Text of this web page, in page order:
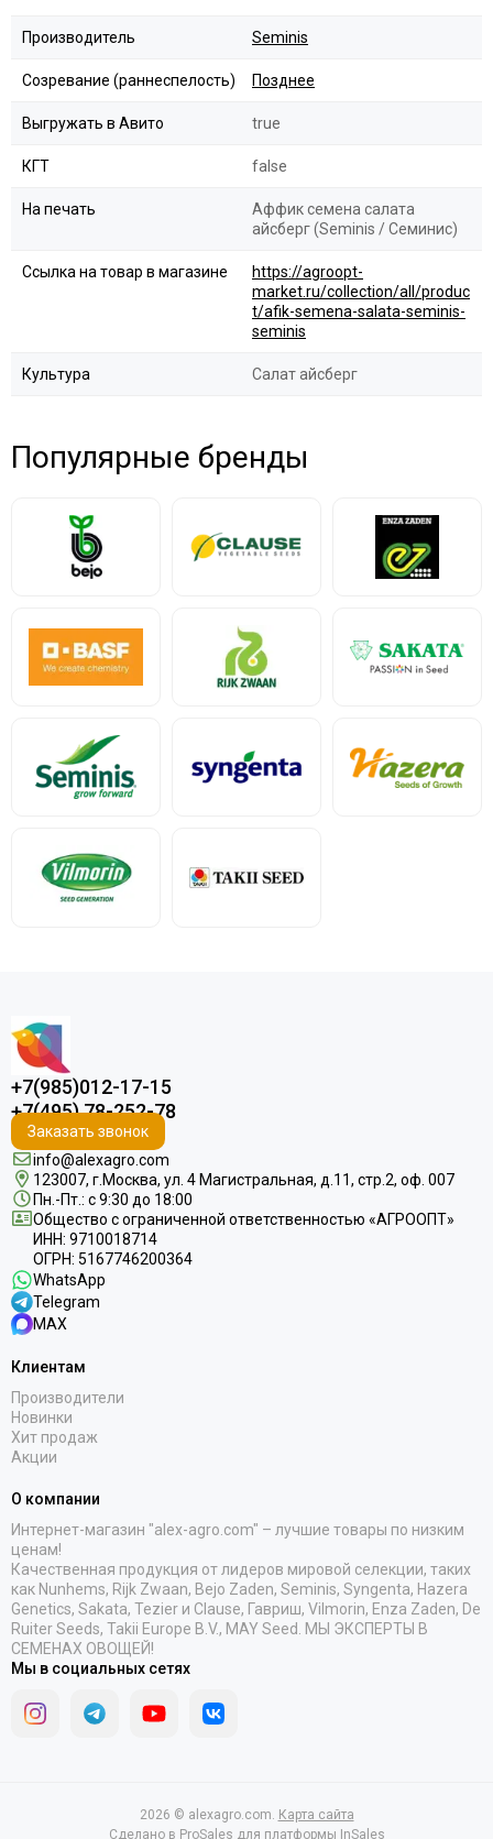
Производитель Seminis
Созревание (раннеспелость) Позднее
Выгружать в Авито true
КГТ false
На печать
Аффик семена салата
айсберг (Seminis / Семинис)
Ссылка на товар в магазине
https://agroopt-
market.ru/collection/all/produc
t/afik-semena-salata-seminis-
seminis
Культура Салат айсберг
Популярные бренды
+7(985)012-17-15
+7(495) 78-252-78
Заказать звонок
info@alexagro.com
123007, г.Москва, ул. 4 Магистральная, д.11, стр.2, оф. 007
Пн.-Пт.: с 9:30 до 18:00
Общество с ограниченной ответственностью «АГРООПТ»
ИНН: 9710018714
ОГРН: 5167746200364
WhatsApp
Telegram
MAX
Клиентам
Производители
Новинки
Хит продаж
Акции
О компании
Интернет-магазин "alex-agro.com" – лучшие товары по низким
ценам!
Качественная продукция от лидеров мировой селекции, таких
как Nunhems, Rijk Zwaan, Bejo Zaden, Seminis, Syngenta, Hazera
Genetics, Sakata, Tezier и Clause, Гавриш, Vilmorin, Enza Zaden, De
Ruiter Seeds, Takii Europe B.V., MAY Seed. МЫ ЭКСПЕРТЫ В
СЕМЕНАХ ОВОЩЕЙ!
Мы в социальных сетях
2026 © alexagro.com. Карта сайта
Сделано в ProSales для платформы InSales